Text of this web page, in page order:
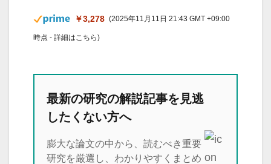
￥3,278 (2025年11月11日 21:43 GMT +09:00
時点 - 詳細はこちら)
最新の研究の解説記事を見逃
したくない方へ
膨大な論文の中から、読むべき重要
研究を厳選し、わかりやすくまとめ